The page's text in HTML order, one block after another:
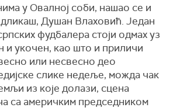
у Овалној соби, нашао се и
Душан Влаховић. Један
фудбалера стоји одмах уз
и укочен, као што и приличи
или несвесно део
слике недеље, можда чак
из које долази, сцена
са америчким председником